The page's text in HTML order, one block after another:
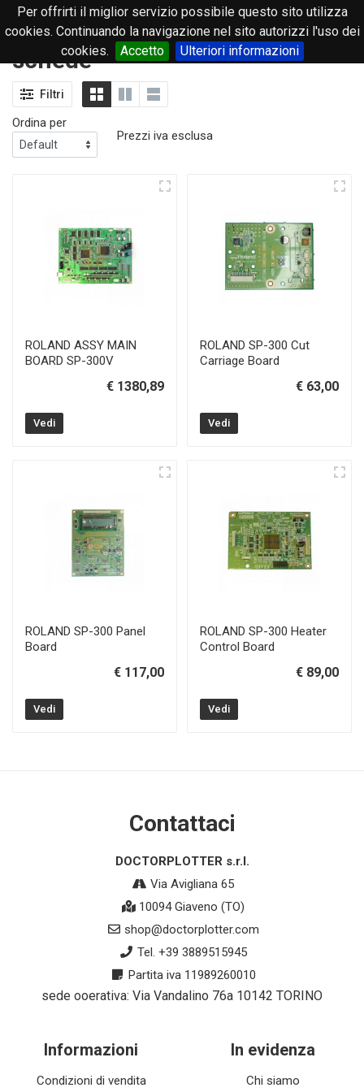
Per offrirti il miglior servizio possibile questo sito utilizza
cookies. Continuando la navigazione nel sito autorizzi l'uso dei
cookies.
Accetto Ulteriori informazioni
0
schede
Filtri
Ordina per
Prezzi iva esclusa
ROLAND ASSY MAIN
BOARD SP-300V
€ 1380,89
Vedi
ROLAND SP-300 Cut
Carriage Board
€ 63,00
Vedi
ROLAND SP-300 Panel
Board
€ 117,00
Vedi
ROLAND SP-300 Heater
Control Board
€ 89,00
Vedi
Contattaci
DOCTORPLOTTER s.r.l.
Via Avigliana 65
10094 Giaveno (TO)
shop@doctorplotter.com
Tel. +39 3889515945
Partita iva 11989260010
sede ooerativa: Via Vandalino 76a 10142 TORINO
Informazioni
Condizioni di vendita
In evidenza
Chi siamo